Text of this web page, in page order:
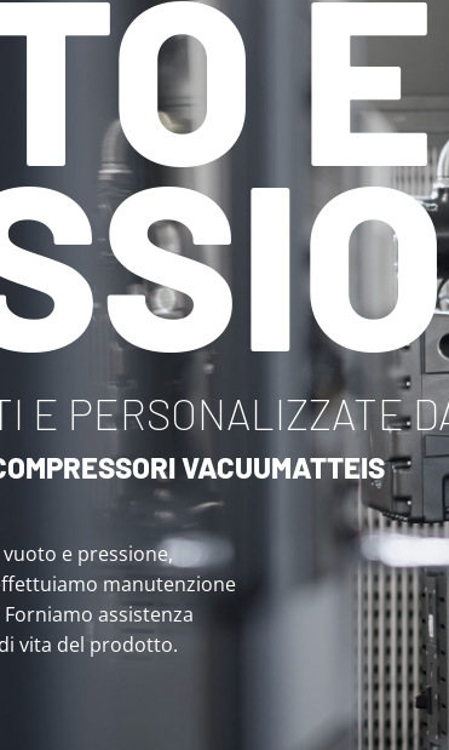
E
E PERSONALIZZATE
VACUUMATTEIS
e pressione,
manutenzione
assistenza
vita del prodotto.